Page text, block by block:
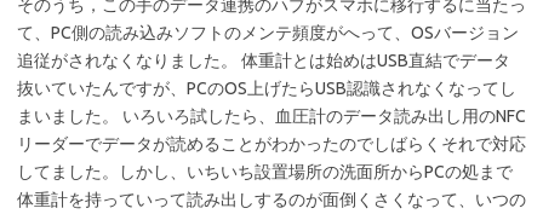
そのうち，この手のデータ連携のハブがスマホに移行するに当たっ
て、PC側の読み込みソフトのメンテ頻度がへって、OSバージョン
追従がされなくなりました。 体重計とは始めはUSB直結でデータ
抜いていたんですが、PCのOS上げたらUSB認識されなくなってし
まいました。 いろいろ試したら、血圧計のデータ読み出し用のNFC
リーダーでデータが読めることがわかったのでしばらくそれで対応
してました。しかし、いちいち設置場所の洗面所からPCの処まで
体重計を持っていって読み出しするのが面倒くさくなって、いつの